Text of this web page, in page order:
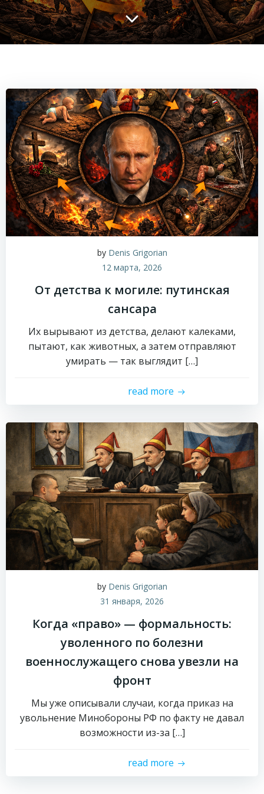
by Denis Grigorian
12 марта, 2026
От детства к могиле: путинская
сансара
Их вырывают из детства, делают калеками,
пытают, как животных, а затем отправляют
умирать — так выглядит […]
read more
by Denis Grigorian
31 января, 2026
Когда «право» — формальность:
уволенного по болезни
военнослужащего снова увезли на
фронт
Мы уже описывали случаи, когда приказ на
увольнение Минобороны РФ по факту не давал
возможности из-за […]
read more